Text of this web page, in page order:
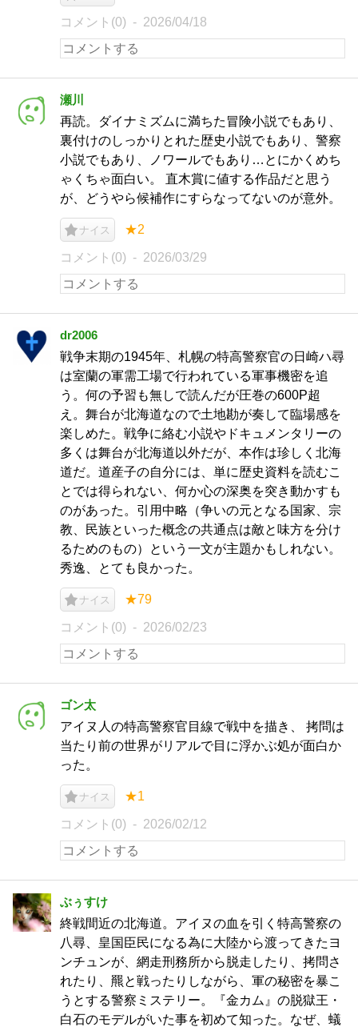
コメント(0) 2026/04/18
瀬川
再読。ダイナミズムに満ちた冒険小説でもあり、
裏付けのしっかりとれた歴史小説でもあり、警察
小説でもあり、ノワールでもあり…とにかくめち
ゃくちゃ面白い。 直木賞に値する作品だと思う
が、どうやら候補作にすらなってないのが意外。
ナイス ★2
コメント(0) 2026/03/29
dr2006
戦争末期の1945年、札幌の特高警察官の日崎ハ尋
は室蘭の軍需工場で行われている軍事機密を追
う。何の予習も無しで読んだが圧巻の600P超
え。舞台が北海道なので土地勘が奏して臨場感を
楽しめた。戦争に絡む小説やドキュメンタリーの
多くは舞台が北海道以外だが、本作は珍しく北海
道だ。道産子の自分には、単に歴史資料を読むこ
とでは得られない、何か心の深奥を突き動かすも
のがあった。引用中略（争いの元となる国家、宗
教、民族といった概念の共通点は敵と味方を分け
るためのもの）という一文が主題かもしれない。
秀逸、とても良かった。
ナイス ★79
コメント(0) 2026/02/23
ゴン太
アイヌ人の特高警察官目線で戦中を描き、 拷問は
当たり前の世界がリアルで目に浮かぶ処が面白か
った。
ナイス ★1
コメント(0) 2026/02/12
ぶぅすけ
終戦間近の北海道。アイヌの血を引く特高警察の
八尋、皇国臣民になる為に大陸から渡ってきたヨ
ンチュンが、網走刑務所から脱走したり、拷問さ
れたり、羆と戦ったりしながら、軍の秘密を暴こ
うとする警察ミステリー。『金カム』の脱獄王・
白石のモデルがいた事を初めて知った。なぜ、蟻